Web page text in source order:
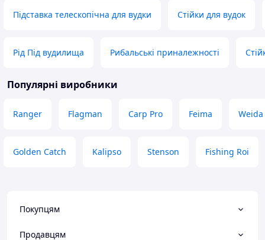
Підставка телескопічна для вудки Стійки для вудок
Рід Під вудилища Рибальські приналежності
Популярні виробники
Ranger Flagman Carp Pro Feima Weida
Golden Catch Kalipso Stenson Fishing Roi
Покупцям
Продавцям